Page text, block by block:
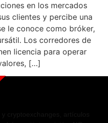
en los mercados
clientes y percibe una
le conoce como bróker,
Los corredores de
licencia para operar
[…]